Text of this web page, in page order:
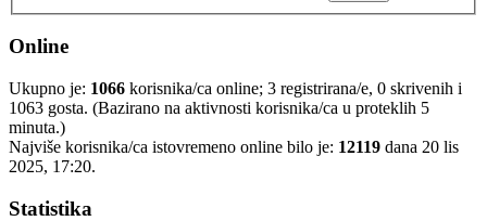
Online
Ukupno je: 1066 korisnika/ca online; 3 registrirana/e, 0 skrivenih i
1063 gosta. (Bazirano na aktivnosti korisnika/ca u proteklih 5
minuta.)
Najviše korisnika/ca istovremeno online bilo je: 12119 dana 20 lis
2025, 17:20.
Statistika